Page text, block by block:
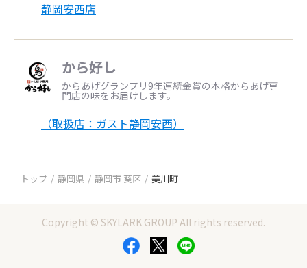
静岡安西店
から好し
からあげグランプリ9年連続金賞の本格からあげ専
門店の味をお届けします。
（取扱店：ガスト静岡安西）
トップ 静岡県 静岡市 葵区 美川町
Copyright © SKYLARK GROUP All rights reserved.